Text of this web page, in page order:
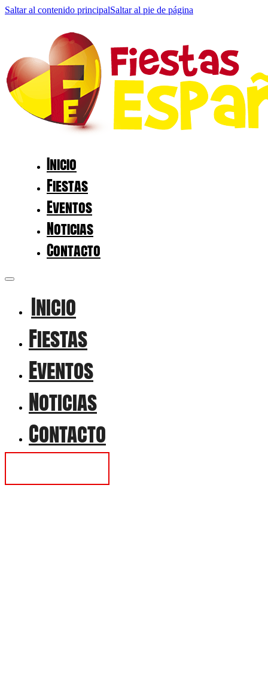
Saltar al contenido principalSaltar al pie de página
Inicio
Fiestas
Eventos
Noticias
Contacto
Inicio
Fiestas
Eventos
Noticias
Contacto